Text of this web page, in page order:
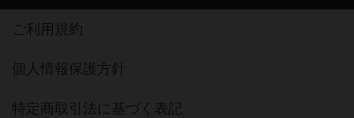
ご利用規約
個人情報保護方針
特定商取引法に基づく表記